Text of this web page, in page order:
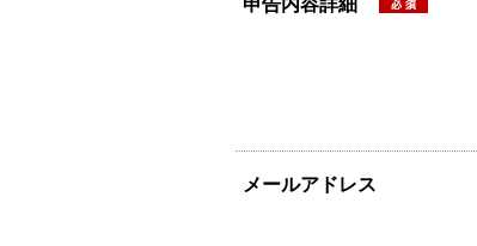
申告内容詳細
メールアドレス